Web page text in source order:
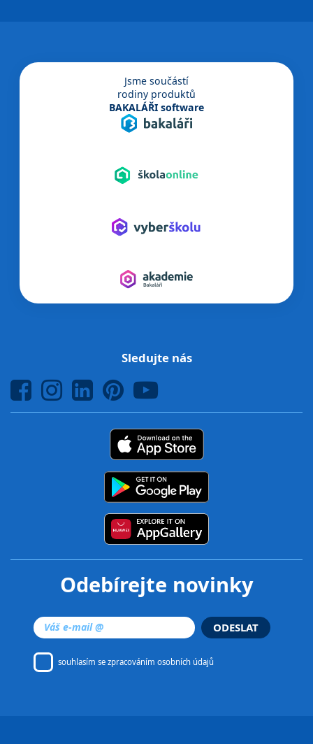
Jsme součástí
rodiny produktů
BAKALÁŘI software
Sledujte nás
Odebírejte novinky
ODESLAT
souhlasím sezpracováním osobních údajů